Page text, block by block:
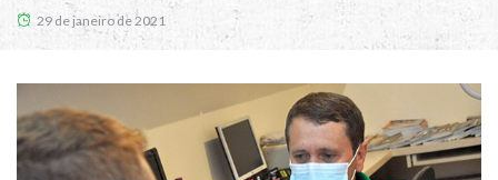
29 de janeiro de 2021